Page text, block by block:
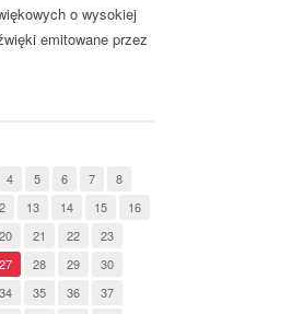
o wysokiej
emitowane przez
4 5 6 7
8
13 14 15
16
20 21 22
23
27 28 29
30
34 35 36
37